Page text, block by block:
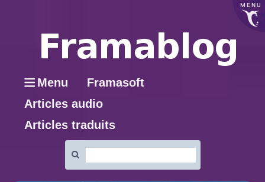
MENU
Menu
Framasoft
Articles audio
Articles traduits
: